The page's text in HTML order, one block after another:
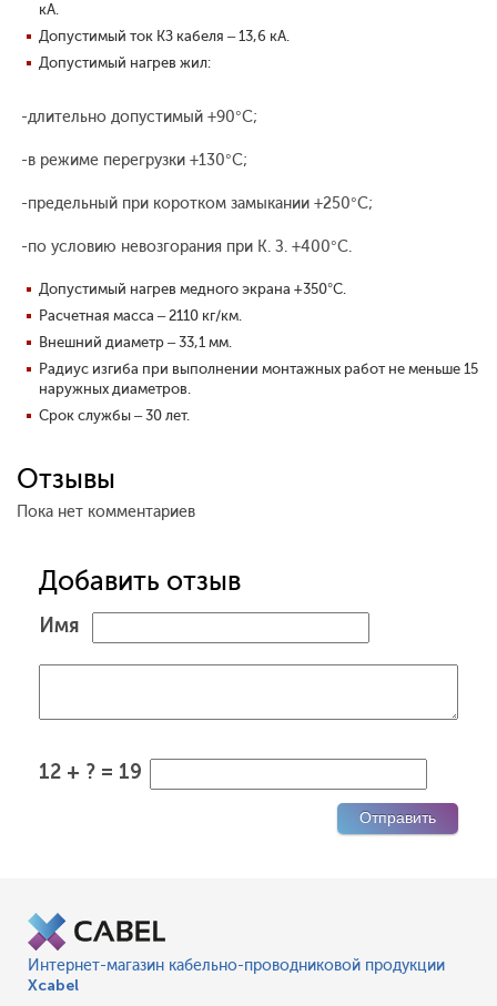
кА.
Допустимый ток КЗ кабеля – 13,6 кА.
Допустимый нагрев жил:
-длительно допустимый +90°С;
-в режиме перегрузки +130°С;
-предельный при коротком замыкании +250°С;
-по условию невозгорания при К. З. +400°С.
Допустимый нагрев медного экрана +350°С.
Расчетная масса – 2110 кг/км.
Внешний диаметр – 33,1 мм.
Радиус изгиба при выполнении монтажных работ не меньше 15
наружных диаметров.
Срок службы – 30 лет.
Отзывы
Пока нет комментариев
Добавить отзыв
Имя
12 + ? = 19
Интернет-магазин кабельно-проводниковой продукции
Xcabel